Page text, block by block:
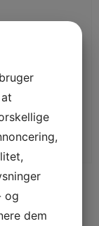
og
dem